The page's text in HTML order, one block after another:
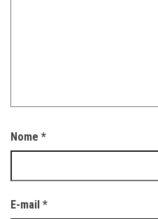
Nome *
E-mail *